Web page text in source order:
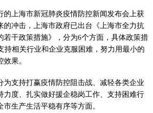
的上海市新冠肺炎疫情防控新闻发布会上获
的冲击，上海市政府已出台《上海市全力抗
若干政策措施》，分为6个方面，具体政策措
持相关行业和企业克服困难，努力用最小的
果。
为支持打赢疫情防控阻击战、减轻各类企业
力度、扎实做好援企稳岗工作、支持困难行
市生产生活平稳有序等方面。